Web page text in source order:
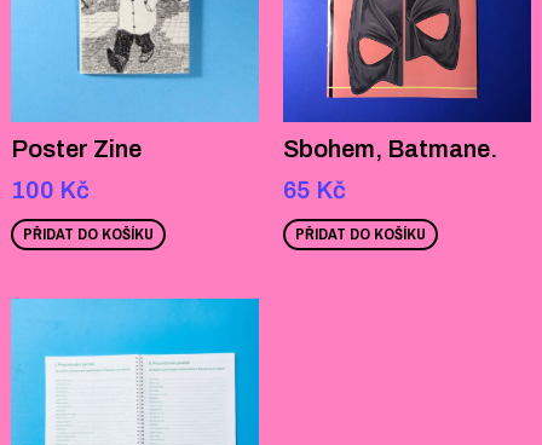
Poster Zine
100 Kč
PŘIDAT DO KOŠÍKU
Sbohem, Batmane.
65 Kč
PŘIDAT DO KOŠÍKU